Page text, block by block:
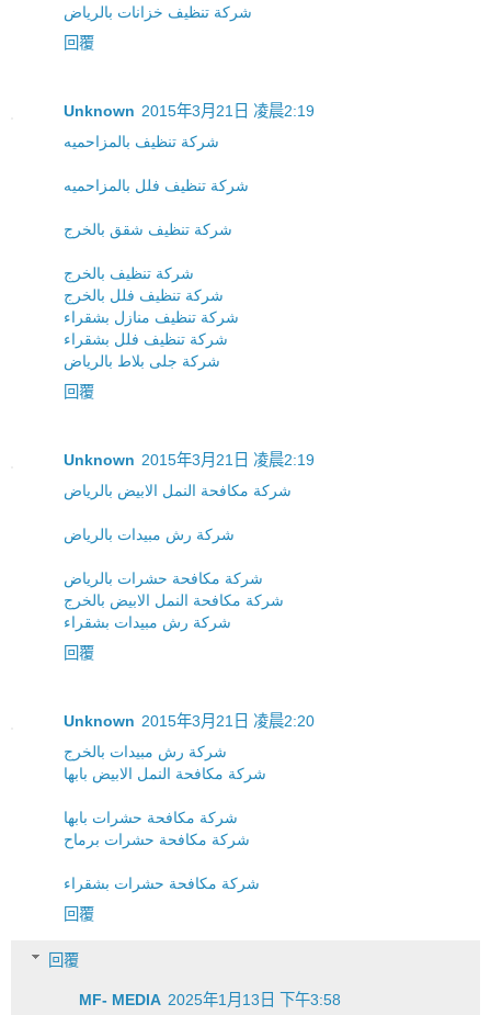
شركة تنظيف خزانات بالرياض
回覆
Unknown 2015年3月21日 凌晨2:19
شركة تنظيف بالمزاحميه
شركة تنظيف فلل بالمزاحميه
شركة تنظيف شقق بالخرج
شركة تنظيف بالخرج
شركة تنظيف فلل بالخرج
شركة تنظيف منازل بشقراء
شركة تنظيف فلل بشقراء
شركة جلى بلاط بالرياض
回覆
Unknown 2015年3月21日 凌晨2:19
شركة مكافحة النمل الابيض بالرياض
شركة رش مبيدات بالرياض
شركة مكافحة حشرات بالرياض
شركة مكافحة النمل الابيض بالخرج
شركة رش مبيدات بشقراء
回覆
Unknown 2015年3月21日 凌晨2:20
شركة رش مبيدات بالخرج
شركة مكافحة النمل الابيض بابها
شركة مكافحة حشرات بابها
شركة مكافحة حشرات برماح
شركة مكافحة حشرات بشقراء
回覆
回覆
MF- MEDIA 2025年1月13日 下午3:58